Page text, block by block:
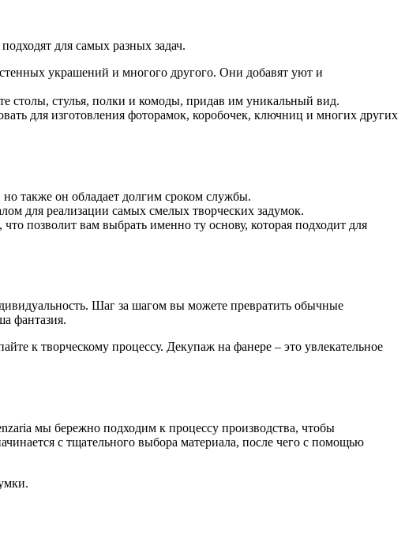
для самых разных задач.
украшений и многого другого. Они добавят уют и
столы, стулья, полки и комоды, придав им уникальный вид.
для изготовления фоторамок, коробочек, ключниц и многих других
также он обладает долгим сроком службы.
для реализации самых смелых творческих задумок.
позволит вам выбрать именно ту основу, которая подходит для
Шаг за шагом вы можете превратить обычные
фантазия.
к творческому процессу. Декупаж на фанере – это увлекательное
мы бережно подходим к процессу производства, чтобы
с тщательного выбора материала, после чего с помощью